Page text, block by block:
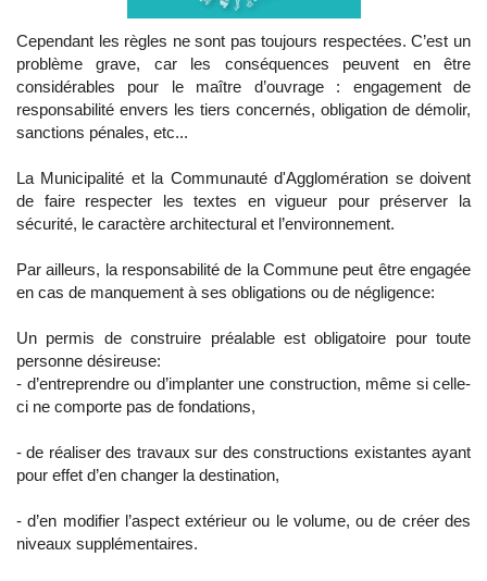
Cependant les règles ne sont pas toujours respectées. C’est un
problème grave, car les conséquences peuvent en être
considérables pour le maître d’ouvrage : engagement de
responsabilité envers les tiers concernés, obligation de démolir,
sanctions pénales, etc...
La Municipalité et la Communauté d'Agglomération se doivent
de faire respecter les textes en vigueur pour préserver la
sécurité, le caractère architectural et l’environnement.
Par ailleurs, la responsabilité de la Commune peut être engagée
en cas de manquement à ses obligations ou de négligence:
Un permis de construire préalable est obligatoire pour toute
personne désireuse:
- d’entreprendre ou d’implanter une construction, même si celle-
ci ne comporte pas de fondations,
- de réaliser des travaux sur des constructions existantes ayant
pour effet d’en changer la destination,
- d’en modifier l’aspect extérieur ou le volume, ou de créer des
niveaux supplémentaires.